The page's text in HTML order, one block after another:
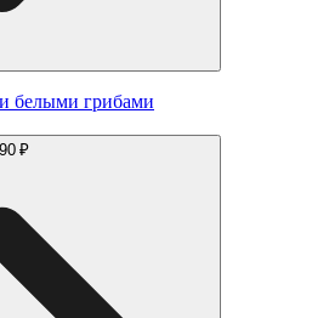
белыми грибами
₽